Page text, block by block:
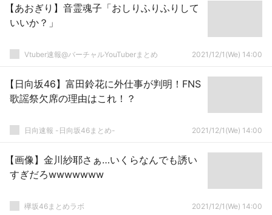
【あおぎり】音霊魂子「おしりふりふりして
いいか？」
Vtuber速報@バーチャルYouTuberまとめ 2021/12/1(We) 14:00
【日向坂46】富田鈴花に外仕事が判明！FNS
歌謡祭欠席の理由はこれ！？
日向速報 -日向坂46まとめ- 2021/12/1(We) 14:00
【画像】金川紗耶さぁ…いくらなんでも誘い
すぎだろwwwwwww
欅坂46まとめラボ 2021/12/1(We) 14:00